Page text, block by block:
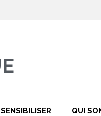
SENSIBILISER QUI